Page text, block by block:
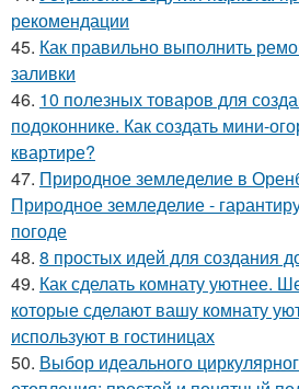
рекомендации
45. Как правильно выполнить
заливки
46. 10 полезных товаров для
подоконнике. Как создать мини-
квартире?
47. Природное земледелие в
Природное земледелие -
погоде
48. 8 простых идей для создания
49. Как сделать комнату уютнее.
которые сделают вашу комнату
используют в гостиницах
50. Выбор идеального